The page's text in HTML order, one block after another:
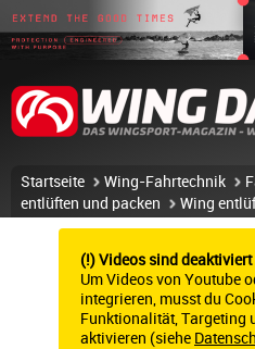
Startseite Wing-Fahrtechnik
entlüften und packen
Wing
(!) Videos sind deaktiviert
Um Videos von Youtube
integrieren, musst du
Funktionalität, Targeting
aktivieren (siehe